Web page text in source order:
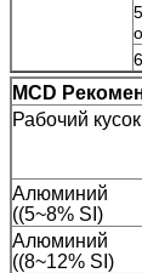
МCD
Рабочий кусок
Алюминий
((5~8% SI)
Алюминий
((8~12% SI)